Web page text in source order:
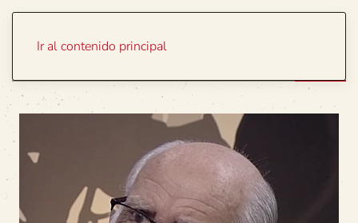
Ir al contenido principal